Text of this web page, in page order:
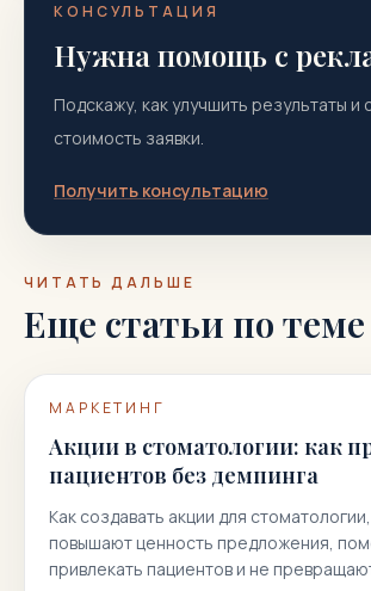
КОНСУЛЬТАЦИЯ
Нужна помощь с
Подскажу, как улучшить результаты и
стоимость заявки.
Получить консультацию
ЧИТАТЬ ДАЛЬШЕ
Еще статьи по теме
МАРКЕТИНГ
Акции в стоматологии: как
пациентов без демпинга
Как создавать акции для
повышают ценность предложения,
привлекать пациентов и не